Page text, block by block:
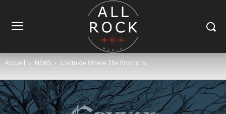
Accueil NEWS L'actu de Where The Promo Is